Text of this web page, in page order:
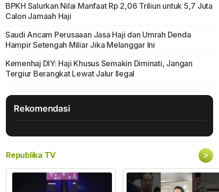
BPKH Salurkan Nilai Manfaat Rp 2,06 Triliun untuk 5,7 Juta
Calon Jamaah Haji
Saudi Ancam Perusaaan Jasa Haji dan Umrah Denda
Hampir Setengah Miliar Jika Melanggar Ini
Kemenhaj DIY: Haji Khusus Semakin Diminati, Jangan
Tergiur Berangkat Lewat Jalur Ilegal
Rekomendasi
Republika TV >